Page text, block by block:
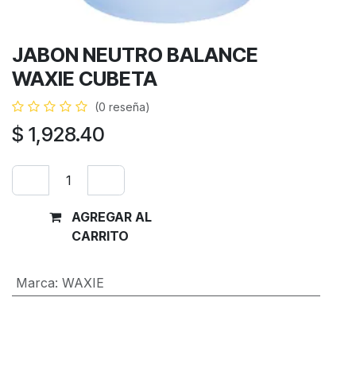
JABON NEUTRO BALANCE
WAXIE CUBETA
(0 reseña)
$ 1,928.40
AGREGAR AL
CARRITO
Marca: WAXIE